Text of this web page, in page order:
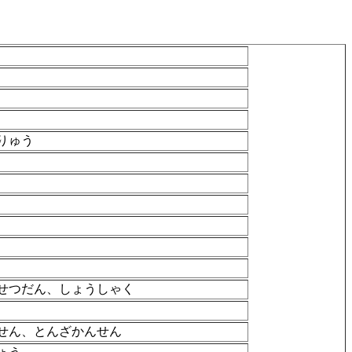
ゅう
つだん、しょうしゃく
ん、とんざかんせん